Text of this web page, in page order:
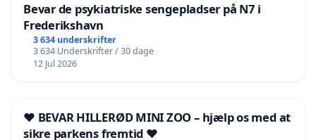
Bevar de psykiatriske sengepladser på N7 i
Frederikshavn
3 634 underskrifter
3 634 Underskrifter / 30 dage
12 Jul 2026
❤️ BEVAR HILLERØD MINI ZOO – hjælp os med at
sikre parkens fremtid ❤️